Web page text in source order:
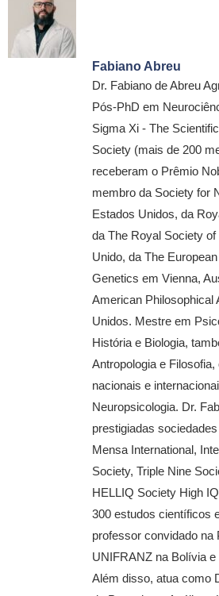
Fabiano Abreu
Dr. Fabiano de Abreu
Pós-PhD em
Sigma Xi - The
Society (mais de 200
receberam o Prêmio
membro da Society for
Estados Unidos, da
da The Royal Society
Unido, da The
Genetics em Vienna,
American Philosophical
Unidos. Mestre em
História e Biologia,
Antropologia e
nacionais e
Neuropsicologia. Dr.
prestigiadas
Mensa International,
Society, Triple Nine
HELLIQ Society High
300 estudos científicos
professor convidado na
UNIFRANZ na Bolívia
Além disso, atua como